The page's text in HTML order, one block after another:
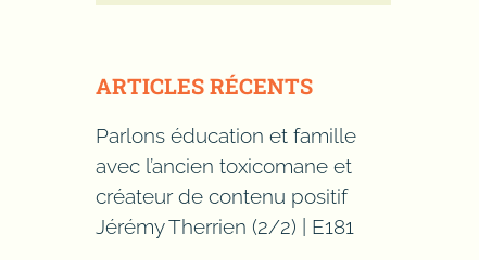
ARTICLES RÉCENTS
Parlons éducation et famille
avec l’ancien toxicomane et
créateur de contenu positif
Jérémy Therrien (2/2) | E181